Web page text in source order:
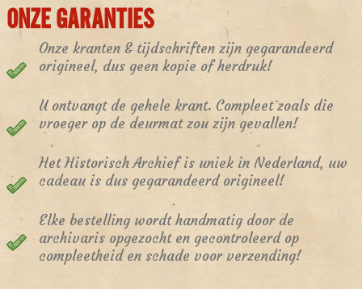
ONZE GARANTIES
Onze kranten & tijdschriften zijn gegarandeerd
origineel, dus geen kopie of herdruk!
U ontvangt de gehele krant. Compleet zoals die
vroeger op de deurmat zou zijn gevallen!
Het Historisch Archief is uniek in Nederland, uw
cadeau is dus gegarandeerd origineel!
Elke bestelling wordt handmatig door de
archivaris opgezocht en gecontroleerd op
compleetheid en schade voor verzending!